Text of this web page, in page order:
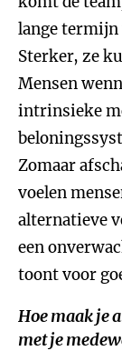
lange termijn
Sterker, ze
Mensen
intrinsieke
Zomaar
voelen
alternatieve
een
toont voor
Hoe maak je
met je